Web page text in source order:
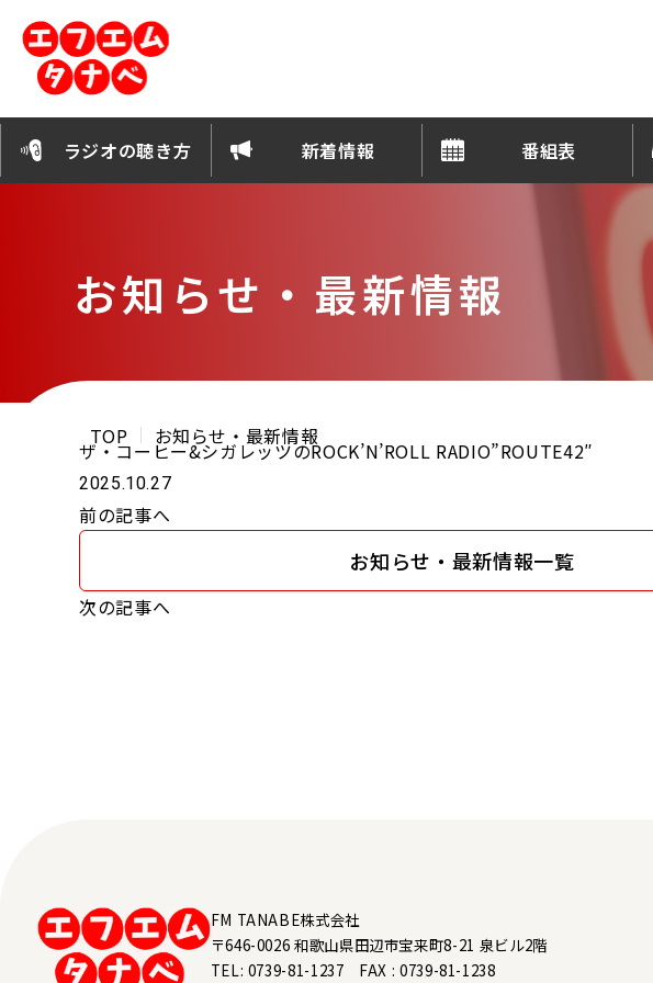
ラジオの聴き方 新着情報 番組表
お知らせ・最新情報
TOP お知らせ・最新情報
ザ・コーヒー&シガレッツのROCK’N’ROLL RADIO”ROUTE42″
2025.10.27
前の記事へ
お知らせ・最新情報一覧
次の記事へ
FM TANABE株式会社
〒646-0026 和歌山県田辺市宝来町8-21 泉ビル2階
TEL: 0739-81-1237 FAX : 0739-81-1238